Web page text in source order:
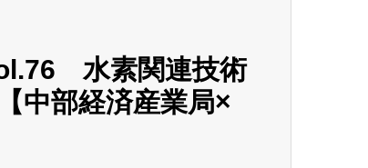
水素関連技術
中部経済産業局×